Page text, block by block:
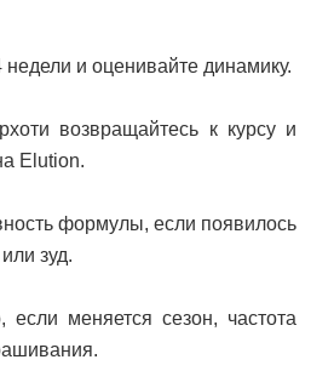
недели и оценивайте динамику.
возвращайтесь к курсу и
Elution.
формулы, если появилось
зуд.
меняется сезон, частота